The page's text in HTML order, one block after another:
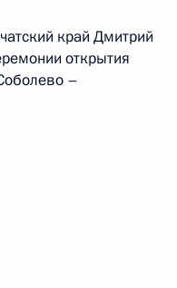
край Дмитрий
открытия
–